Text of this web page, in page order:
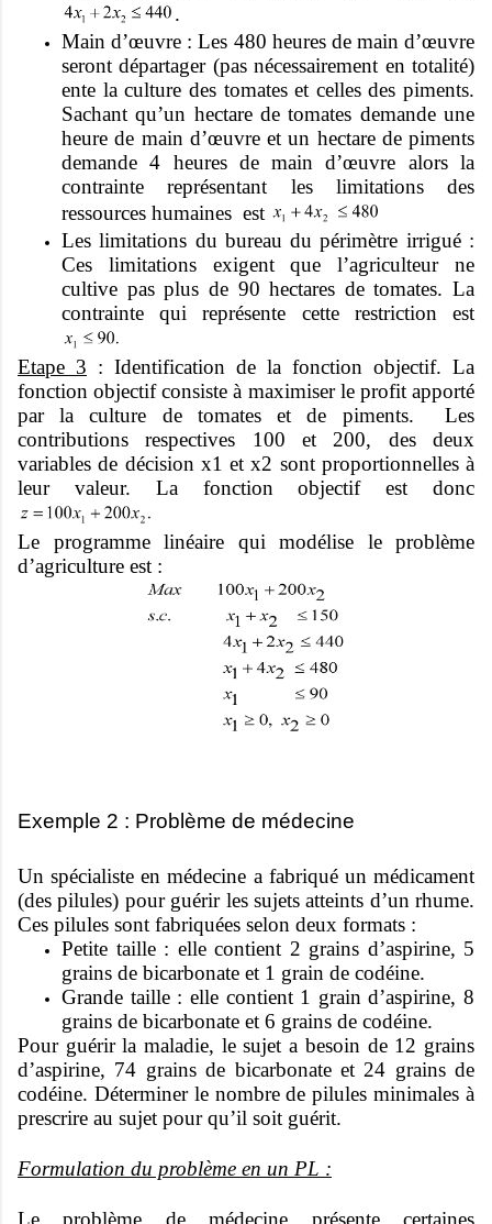
.
Main d’œuvre : Les 480 heures de main d’œuvre
seront départager (pas nécessairement en totalité)
ente la culture des tomates et celles des piments.
Sachant qu’un hectare de tomates demande une
heure de main d’œuvre et un hectare de piments
demande 4 heures de main d’œuvre alors la
contrainte représentant les limitations des
ressources humaines est
Les limitations du bureau du périmètre irrigué :
Ces limitations exigent que l’agriculteur ne
cultive pas plus de 90 hectares de tomates. La
contrainte qui représente cette restriction est
Etape 3 : Identification de la fonction objectif. La
fonction objectif consiste à maximiser le profit apporté
par la culture de tomates et de piments. Les
contributions respectives 100 et 200, des deux
variables de décision x1 et x2 sont proportionnelles à
leur valeur. La fonction objectif est donc
Le programme linéaire qui modélise le problème
d’agriculture est :
Exemple 2 : Problème de médecine
Un spécialiste en médecine a fabriqué un médicament
(des pilules) pour guérir les sujets atteints d’un rhume.
Ces pilules sont fabriquées selon deux formats :
Petite taille : elle contient 2 grains d’aspirine, 5
grains de bicarbonate et 1 grain de codéine.
Grande taille : elle contient 1 grain d’aspirine, 8
grains de bicarbonate et 6 grains de codéine.
Pour guérir la maladie, le sujet a besoin de 12 grains
d’aspirine, 74 grains de bicarbonate et 24 grains de
codéine. Déterminer le nombre de pilules minimales à
prescrire au sujet pour qu’il soit guérit.
Formulation du problème en un PL :
Le problème de médecine présente certaines